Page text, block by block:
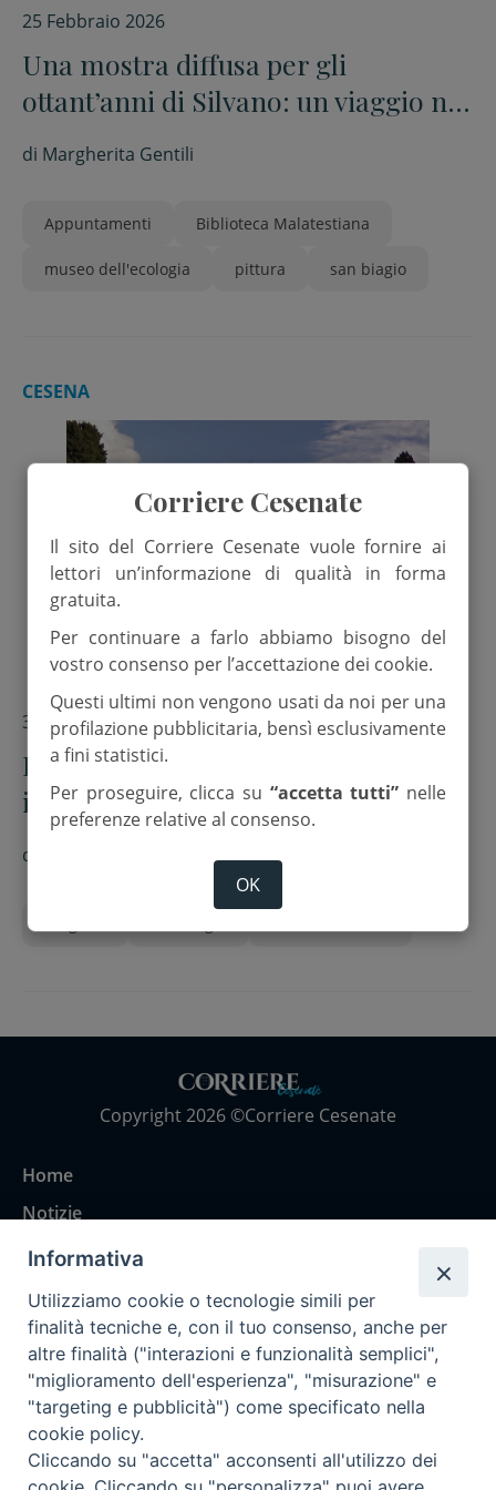
25 Febbraio 2026
Una mostra diffusa per gli
ottant’anni di Silvano: un viaggio nel
suo lavoro e nei suoi luoghi
di Margherita Gentili
Appuntamenti Biblioteca Malatestiana
museo dell'ecologia pittura san biagio
CESENA
3 Febbraio 2026
La parrocchia di Bulgaria festeggia
il patrono san Biagio
di
Copyright 2026 ©Corriere Cesenate
Home
Notizie
Rubriche
Chi siamo
Come abbonarsi
Contatti
Corriere Cesenate
Il sito del Corriere Cesenate vuole fornire ai
lettori un’informazione di qualità in forma
gratuita.
Per continuare a farlo abbiamo bisogno del
vostro consenso per l’accettazione dei cookie.
Questi ultimi non vengono usati da noi per una
profilazione pubblicitaria, bensì esclusivamente
a fini statistici.
Per proseguire, clicca su “accetta tutti” nelle
preferenze relative al consenso.
OK
Informativa
Utilizziamo cookie o tecnologie simili per
finalità tecniche e, con il tuo consenso, anche per
altre finalità ("interazioni e funzionalità semplici",
"miglioramento dell'esperienza", "misurazione" e
"targeting e pubblicità") come specificato nella
cookie policy.
Cliccando su "accetta" acconsenti all'utilizzo dei